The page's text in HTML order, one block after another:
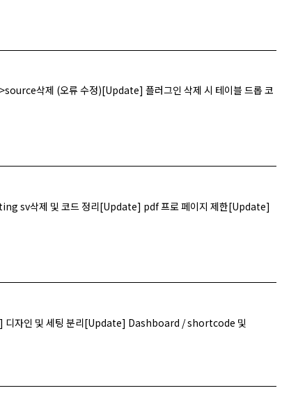
삭제 (오류 수정)[Update] 플러그인 삭제 시 테이블 드롭 코
sv삭제 및 코드 정리[Update] pdf 프로 페이지 제한[Update]
디자인 및 세팅 분리[Update] Dashboard / shortcode 및